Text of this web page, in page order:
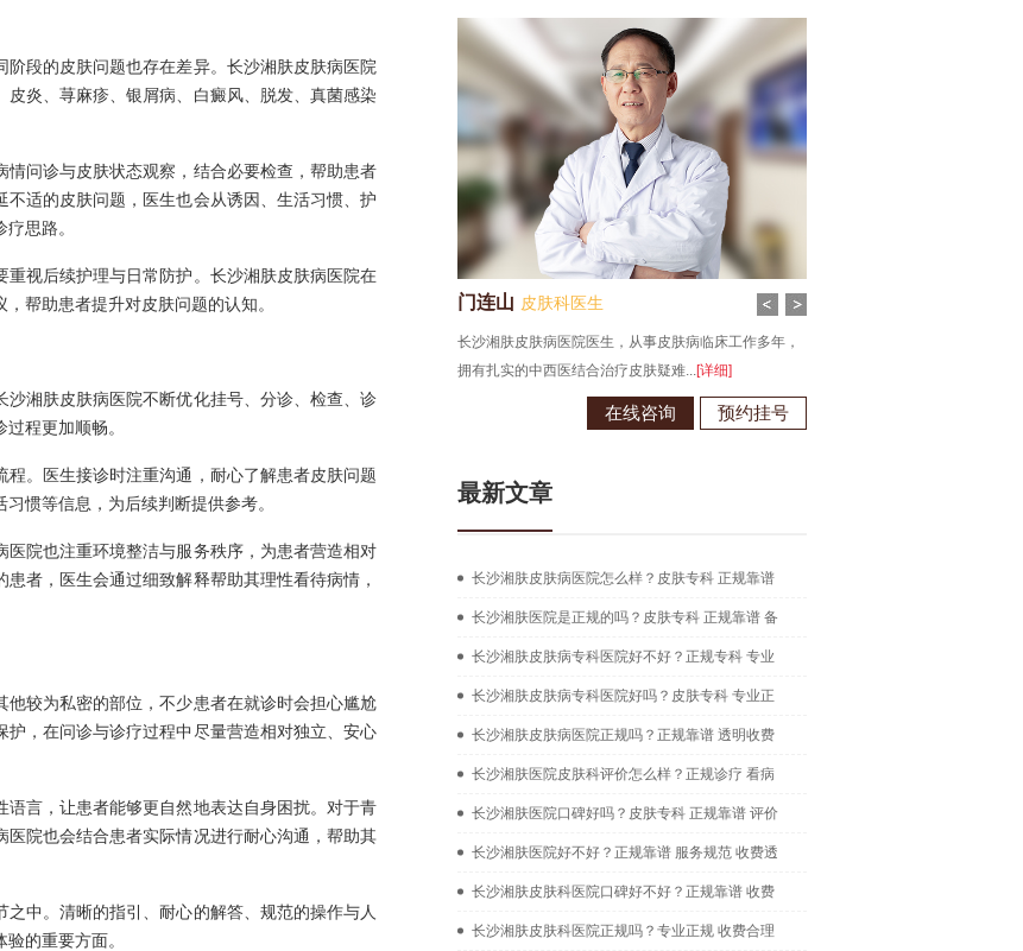
段的皮肤问题也存在差异。长沙湘肤皮肤病医院
炎、荨麻疹、银屑病、白癜风、脱发、真菌感染
问诊与皮肤状态观察，结合必要检查，帮助患者
适的皮肤问题，医生也会从诱因、生活习惯、护
思路。
视后续护理与日常防护。长沙湘肤皮肤病医院在
帮助患者提升对皮肤问题的认知。
湘肤皮肤病医院不断优化挂号、分诊、检查、诊
程更加顺畅。
。医生接诊时注重沟通，耐心了解患者皮肤问题
惯等信息，为后续判断提供参考。
院也注重环境整洁与服务秩序，为患者营造相对
者，医生会通过细致解释帮助其理性看待病情，
较为私密的部位，不少患者在就诊时会担心尴尬
，在问诊与诊疗过程中尽量营造相对独立、安心
言，让患者能够更自然地表达自身困扰。对于青
院也会结合患者实际情况进行耐心沟通，帮助其
中。清晰的指引、耐心的解答、规范的操作与人
的重要方面。
皮肤科医生
长沙湘肤皮肤病医院医生，从事皮肤病临床工作多年，
拥有扎实的中西医结合治疗皮肤疑难...[详细]
预约挂号
齐雪丹 皮肤科医生
长沙湘肤皮肤病医院医生，从事皮肤病临床工作多
在中西医结合治疗皮肤病领域有独到...
最新文章
长沙湘肤皮肤病医院怎么样？皮肤专科 正规靠谱
长沙湘肤医院是正规的吗？皮肤专科 正规靠谱 备
长沙湘肤皮肤病专科医院好不好？正规专科 专业
长沙湘肤皮肤病专科医院好吗？皮肤专科 专业正
长沙湘肤皮肤病医院正规吗？正规靠谱 透明收费
长沙湘肤医院皮肤科评价怎么样？正规诊疗 看病
长沙湘肤医院口碑好吗？皮肤专科 正规靠谱 评价
长沙湘肤医院好不好？正规靠谱 服务规范 收费透
长沙湘肤皮肤科医院口碑好不好？正规靠谱 收费
长沙湘肤皮肤科医院正规吗？专业正规 收费合理